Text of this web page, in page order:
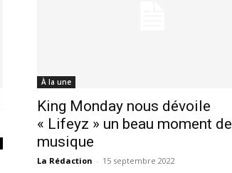
À la une
King Monday nous dévoile
« Lifeyz » un beau moment de
musique
La Rédaction - 15 septembre 2022